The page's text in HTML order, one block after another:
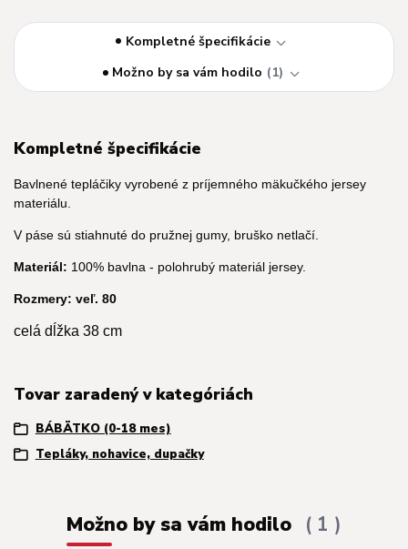
Kompletné špecifikácie
Možno by sa vám hodilo
1
Kompletné špecifikácie
Bavlnené tepláčiky vyrobené z príjemného mäkučkého jersey
materiálu.
V páse sú stiahnuté do pružnej gumy, bruško netlačí.
Materiál: 100% bavlna - polohrubý materiál jersey.
Rozmery: veľ. 80
celá dĺžka 38 cm
Tovar zaradený v kategóriách
BÁBÄTKO (0-18 mes)
Tepláky, nohavice, dupačky
Možno by sa vám hodilo 1